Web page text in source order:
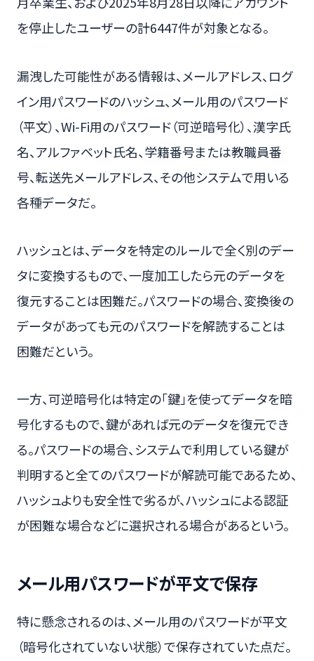
を停止したユーザーの計6447件が対象となる。
漏洩した可能性がある情報は、メールアドレス、ログ
イン用パスワードのハッシュ、メール用のパスワード
（平文）、Wi-Fi用のパスワード（可逆暗号化）、漢字氏
名、アルファベット氏名、学籍番号または教職員番
号、転送先メールアドレス、その他システムで用いる
各種データだ。
ハッシュとは、データを特定のルールで全く別のデー
タに変換するもので、一度加工したら元のデータを
復元することは困難だ。パスワードの場合、変換後の
データがあっても元のパスワードを解読することは
困難だという。
一方、可逆暗号化は特定の「鍵」を使ってデータを暗
号化するもので、鍵があれば元のデータを復元でき
る。パスワードの場合、システムで利用している鍵が
判明すると全てのパスワードが解読可能であるため、
ハッシュよりも安全性で劣るが、ハッシュによる認証
が困難な場合などに選択される場合があるという。
メール用パスワードが平文で保存
特に懸念されるのは、メール用のパスワードが平文
（暗号化されていない状態）で保存されていた点だ。